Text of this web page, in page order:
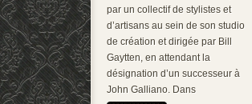
par un collectif de stylistes et
d’artisans au sein de son studio
de création et dirigée par Bill
Gaytten, en attendant la
désignation d’un successeur à
John Galliano. Dans